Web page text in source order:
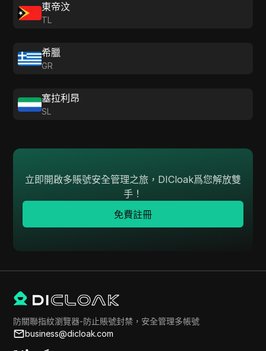
東帝汶
TL
希臘
GR
塞拉利昂
SL
立即開啟多賬號安全管理之旅，DICloak爲您解放雙
手！
免費註冊
防關聯指紋瀏覽器-防止賬號封禁，安全管理多帳號
business@dicloak.com